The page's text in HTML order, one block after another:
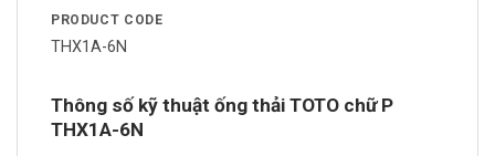
PRODUCT CODE
THX1A-6N
Thông số kỹ thuật ống thải TOTO chữ P
THX1A-6N